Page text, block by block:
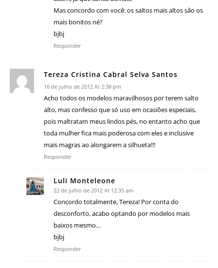
Mas concordo com você: os saltos mais altos são os
mais bonitos né?
bjbj
Responder
Tereza Cristina Cabral Selva Santos
16 de julho de 2012 At 2:38 pm
Acho todos os modelos maravilhosos por terem salto
alto, mas confesso que só uso em ocasiões especiais,
pois maltratam meus lindos pés, no entanto acho que
toda mulher fica mais poderosa com eles e inclusive
mais magras ao alongarem a silhueta!!!
Responder
Luli Monteleone
22 de julho de 2012 At 12:35 am
Concordo totalmente, Tereza! Por conta do
desconforto, acabo optando por modelos mais
baixos mesmo…
bjbj
Responder